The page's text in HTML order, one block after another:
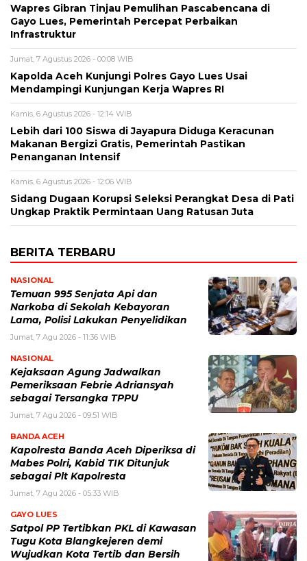
Wapres Gibran Tinjau Pemulihan Pascabencana di
Gayo Lues, Pemerintah Percepat Perbaikan
Infrastruktur
Jumat, 7 Agustus 2026 - 00:08 WIB
Kapolda Aceh Kunjungi Polres Gayo Lues Usai
Mendampingi Kunjungan Kerja Wapres RI
Kamis, 6 Agustus 2026 - 12:14 WIB
Lebih dari 100 Siswa di Jayapura Diduga Keracunan
Makanan Bergizi Gratis, Pemerintah Pastikan
Penanganan Intensif
Kamis, 6 Agustus 2026 - 12:06 WIB
Sidang Dugaan Korupsi Seleksi Perangkat Desa di Pati
Ungkap Praktik Permintaan Uang Ratusan Juta
BERITA TERBARU
NASIONAL
Temuan 995 Senjata Api dan
Narkoba di Sekolah Kebayoran
Lama, Polisi Lakukan Penyelidikan
Jumat, 7 Agu 2026 - 11:36 WIB
NASIONAL
Kejaksaan Agung Jadwalkan
Pemeriksaan Febrie Adriansyah
sebagai Tersangka TPPU
Jumat, 7 Agu 2026 - 09:51 WIB
BANDA ACEH
Kapolresta Banda Aceh Diperiksa di
Mabes Polri, Kabid TIK Ditunjuk
sebagai Plt Kapolresta
Jumat, 7 Agu 2026 - 05:33 WIB
GAYO LUES
Satpol PP Tertibkan PKL di Kawasan
Tugu Kota Blangkejeren demi
Wujudkan Kota Tertib dan Bersih